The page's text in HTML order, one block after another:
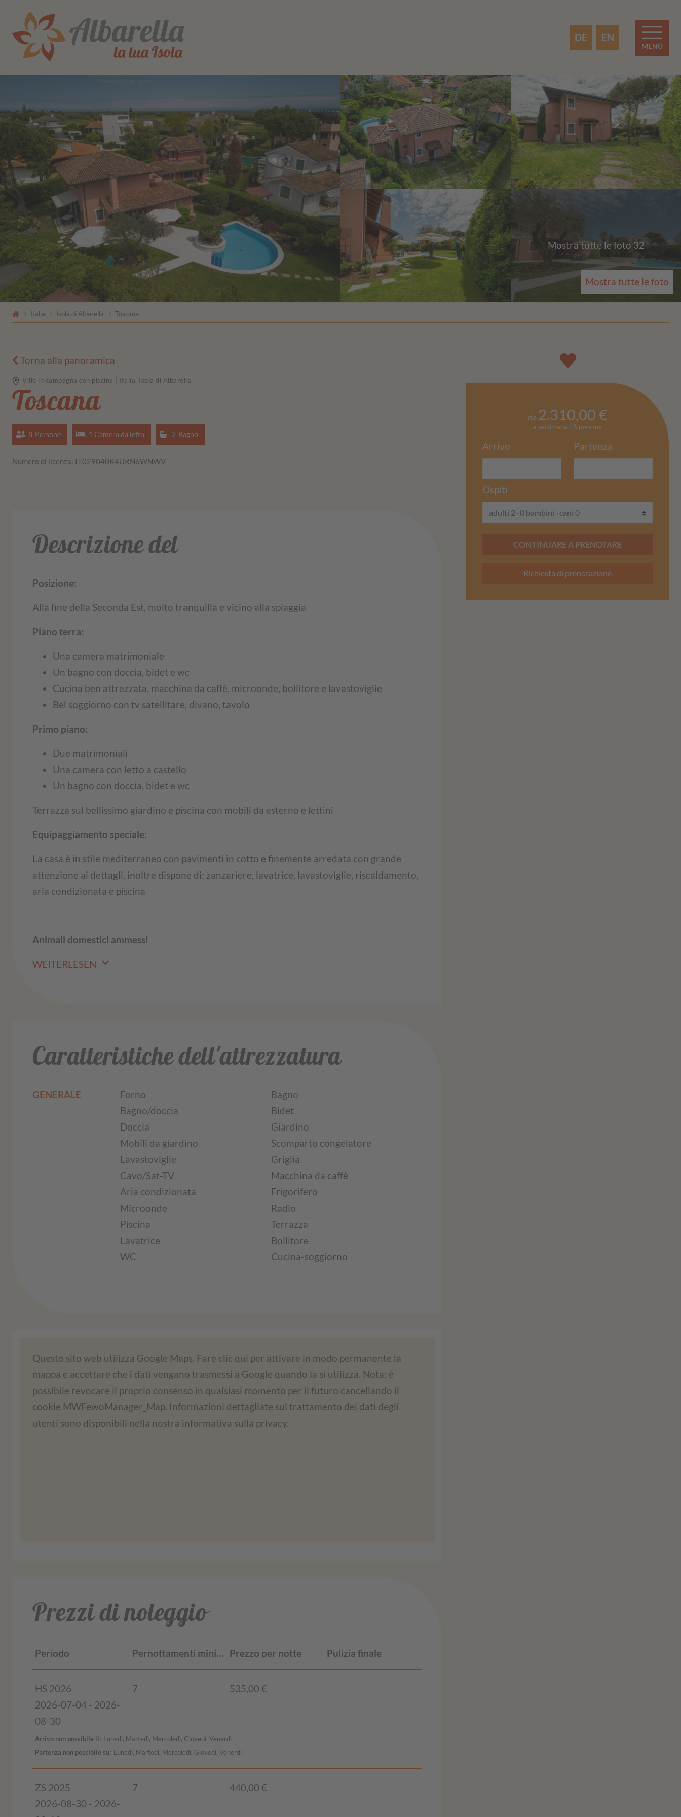
DE EN
MENÙ
Mostra tutte le foto 32
Mostra tutte le foto
Italia Isola di Albarella Toscana
Torna alla panoramica
Ville in campagna con piscina | Italia, Isola di Albarella
Toscana
Persone
8 Camera da letto
4 Bagno
2
Numero di licenza: IT029040B4URN6WNWV
Descrizione del
Posizione:
Alla fine della Seconda Est, molto tranquilla e vicino alla spiaggia
Piano terra:
Una camera matrimoniale
Un bagno con doccia, bidet e wc
Cucina ben attrezzata, macchina da caffè, microonde, bollitore e lavastoviglie
Bel soggiorno con tv satellitare, divano, tavolo
Primo piano:
Due matrimoniali
Una camera con letto a castello
Un bagno con doccia, bidet e wc
Terrazza sul bellissimo giardino e piscina con mobili da esterno e lettini
Equipaggiamento speciale:
La casa è in stile mediterraneo con pavimenti in cotto e finemente arredata con grande
attenzione ai dettagli, inoltre dispone di: zanzariere, lavatrice, lavastoviglie, riscaldamento,
aria condizionata e piscina
Animali domestici ammessi
WEITERLESEN
Caratteristiche dell'attrezzatura
GENERALE Forno
Bagno
Bagno/doccia
Bidet
Doccia
Giardino
Mobili da giardino
Scomparto congelatore
Lavastoviglie
Griglia
Cavo/Sat-TV
Macchina da caffè
Aria condizionata
Frigorifero
Microonde
Radio
Piscina
Terrazza
Lavatrice
Bollitore
WC
Cucina-soggiorno
Abbiamo bisogno del vostro consenso per caricare il servizio Google Maps!
Utilizziamo un servizio di terze parti per incorporare i contenuti delle mappe. Questo
servizio può raccogliere dati sulle vostre attività. Leggete i dettagli e accettate di utilizzare
il servizio per visualizzare questa mappa.
Questo sito web utilizza Google Maps. Fare clic qui per attivare in modo permanente la
mappa e accettare che i dati vengano trasmessi a Google quando la si utilizza. Nota: è
possibile revocare il proprio consenso in qualsiasi momento per il futuro cancellando il
cookie MWFewoManager_Map. Informazioni dettagliate sul trattamento dei dati degli
utenti sono disponibili nella nostra informativa sulla privacy.
Prezzi di noleggio
Periodo Pernottamenti minimi Prezzo per notte Pulizia finale
HS 2026
2026-07-04 - 2026-
08-30
7 535,00 €
Arrivo non possibile il
Lunedì, Martedì, Mercoledì, Giovedì, Venerdì
Partenza non possibile su Lunedì, Martedì, Mercoledì, Giovedì, Venerdì
ZS 2025
2026-08-30 - 2026-
7 440,00 €
da 2.310,00 €
a settimana / 8 persone
Arrivo Partenza
Ospiti
adulti 2 0 bambini cani 0
CONTINUARE A PRENOTARE
Richiesta di prenotazione